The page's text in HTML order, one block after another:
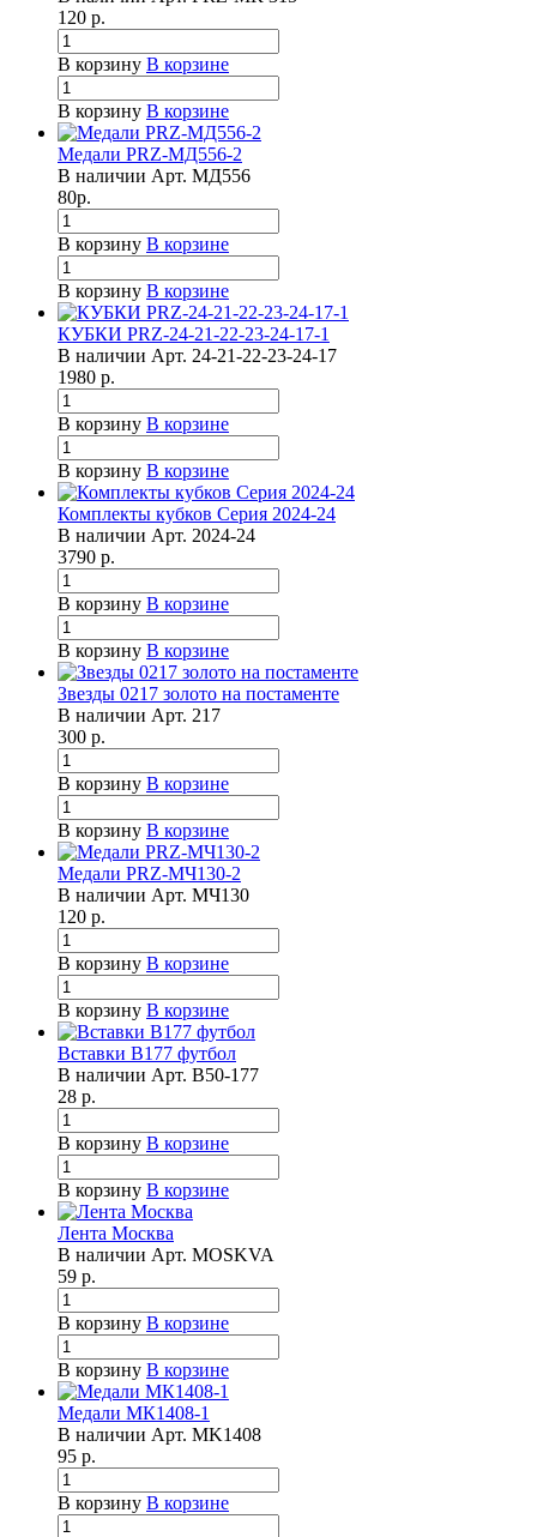
120 р.
В корзину В корзине
В корзину В корзине
Медали PRZ-МД556-2
В наличии Арт. МД556
80р.
В корзину В корзине
В корзину В корзине
КУБКИ PRZ-24-21-22-23-24-17-1
В наличии Арт. 24-21-22-23-24-17
1980 р.
В корзину В корзине
В корзину В корзине
Комплекты кубков Серия 2024-24
В наличии Арт. 2024-24
3790 р.
В корзину В корзине
В корзину В корзине
Звезды 0217 золото на постаменте
В наличии Арт. 217
300 р.
В корзину В корзине
В корзину В корзине
Медали PRZ-МЧ130-2
В наличии Арт. МЧ130
120 р.
В корзину В корзине
В корзину В корзине
Вставки B177 футбол
В наличии Арт. B50-177
28 р.
В корзину В корзине
В корзину В корзине
Лента Москва
В наличии Арт. MOSKVA
59 р.
В корзину В корзине
В корзину В корзине
Медали МК1408-1
В наличии Арт. MK1408
95 р.
В корзину В корзине